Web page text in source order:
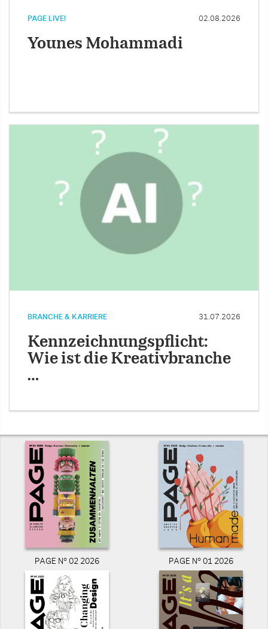
PAGE LIVE! 02.08.2026
Younes Mohammadi
BRANCHE & KARRIERE 31.07.2026
Kennzeichnungspflicht:
Wie ist die Kreativbranche
…
PAGE N° 02 2026 PAGE N° 01 2026